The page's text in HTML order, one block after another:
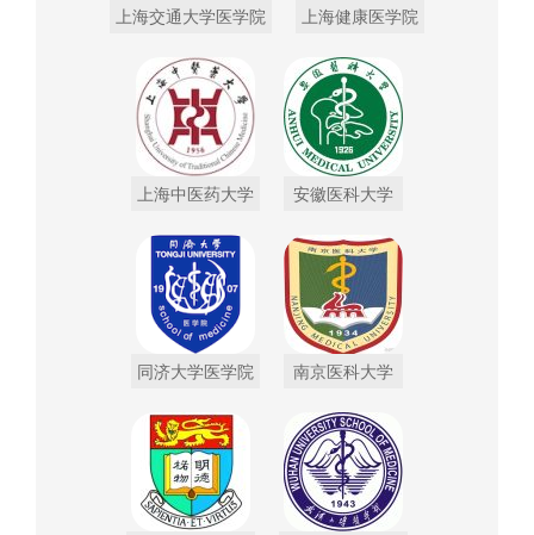
上海交通大学医学院 上海健康医学院
上海中医药大学 安徽医科大学
同济大学医学院 南京医科大学